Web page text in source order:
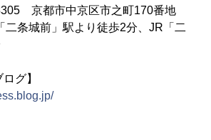
京都市中京区市之町170番地
二条城前」駅より徒歩2分、JR「二
グ】